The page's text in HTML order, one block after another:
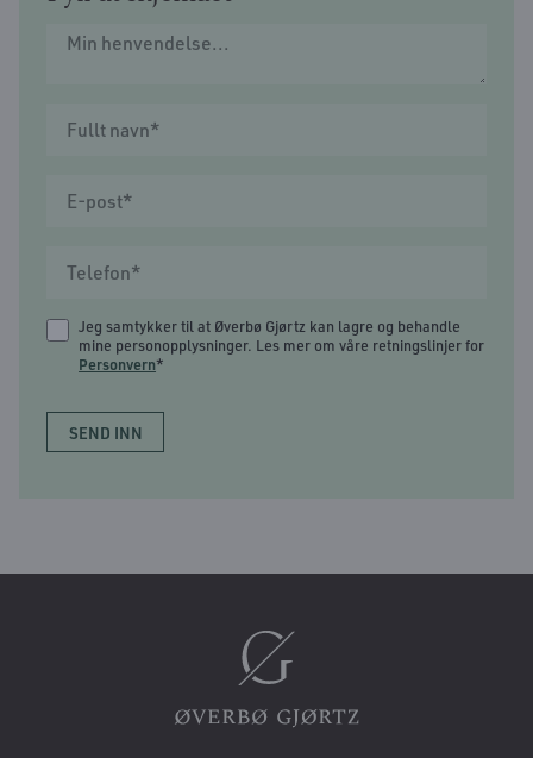
Jeg samtykker til at Øverbø Gjørtz kan lagre og behandle
mine personopplysninger. Les mer om våre retningslinjer for
Personvern*